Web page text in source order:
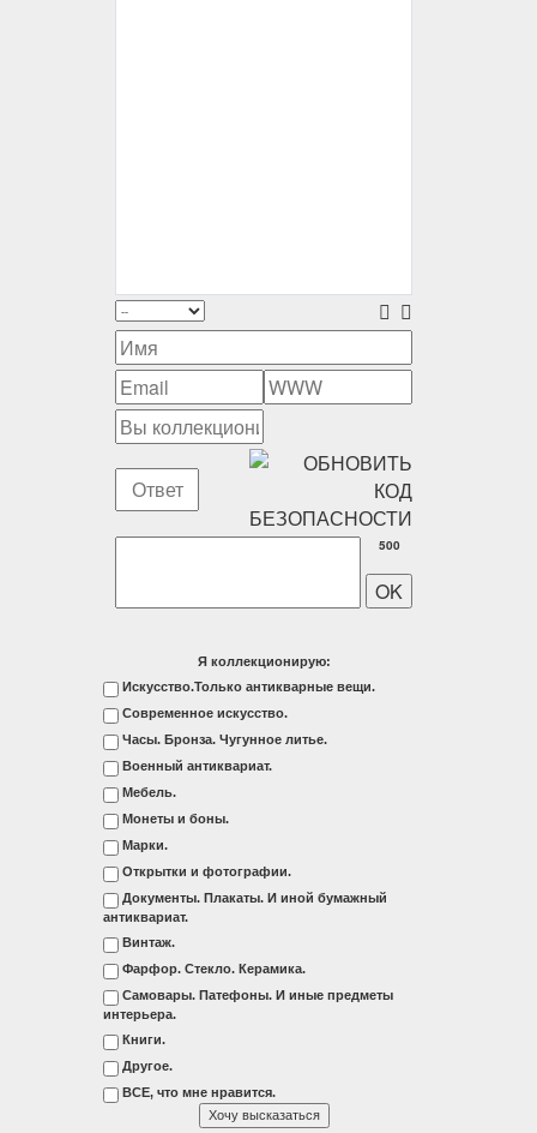
500
Я коллекционирую:
Искусство.Только антикварные вещи.
Современное искусство.
Часы. Бронза. Чугунное литье.
Военный антиквариат.
Мебель.
Монеты и боны.
Марки.
Открытки и фотографии.
Документы. Плакаты. И иной бумажный
антиквариат.
Винтаж.
Фарфор. Стекло. Керамика.
Самовары. Патефоны. И иные предметы
интерьера.
Книги.
Другое.
ВСЕ, что мне нравится.